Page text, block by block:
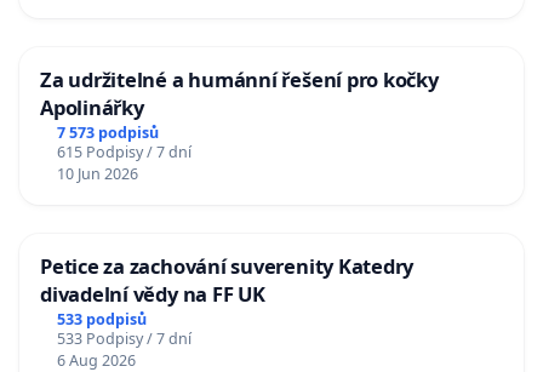
Za udržitelné a humánní řešení pro kočky
Apolinářky
7 573 podpisů
615 Podpisy / 7 dní
10 Jun 2026
Petice za zachování suverenity Katedry
divadelní vědy na FF UK
533 podpisů
533 Podpisy / 7 dní
6 Aug 2026